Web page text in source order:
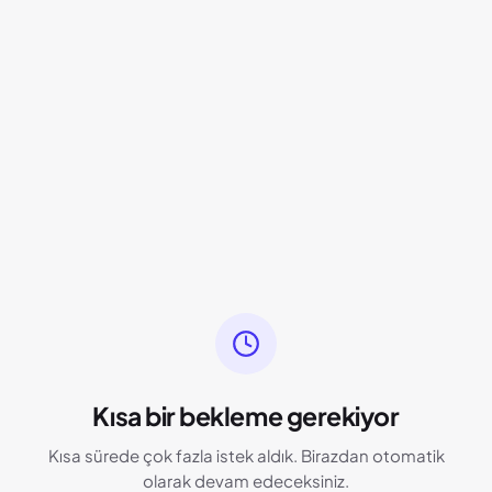
Kısa bir bekleme gerekiyor
Kısa sürede çok fazla istek aldık. Birazdan otomatik
olarak devam edeceksiniz.